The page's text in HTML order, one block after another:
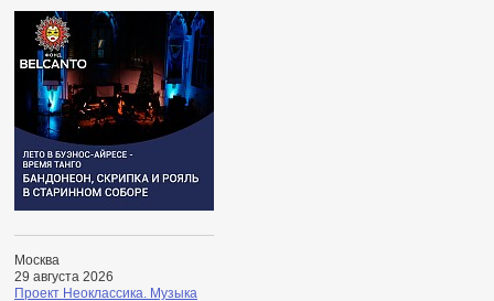
Москва
29 августа 2026
Проект Неоклассика. Музыка